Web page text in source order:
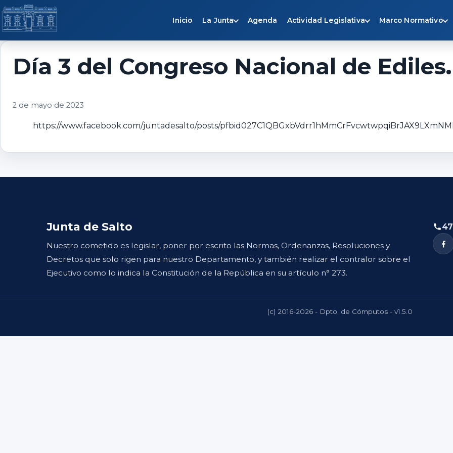
Saltar al contenido
Inicio La Junta Agenda Actividad Legislativa Marco Normativo
Día 3 del Congreso Nacional de Ediles.
2 de mayo de 2023
https://www.facebook.com/juntadesalto/posts/
Junta de Salto
Nuestro cometido es legislar, poner por escrito las Normas, Ordenanzas, Resoluciones y
Decretos que solo rigen para nuestro Departamento, y también realizar el contralor sobre el
Ejecutivo como lo indica la Constitución de la República en su artículo n° 273.
(c) 2016-2026 - Dpto. de Cómputos - v1.5.0